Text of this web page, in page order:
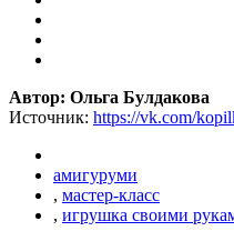
Автор: Ольга Булдакова
Источник: https://vk.com/
амигуруми
, мастер-класс
, игрушка своими